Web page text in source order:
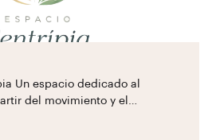
Un espacio dedicado al
del movimiento y el…